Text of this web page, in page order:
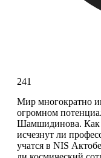
241
Мир многократно
огромном
Шамшидинова. Как
исчезнут ли
учатся в NIS